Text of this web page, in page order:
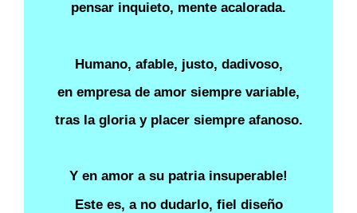
pensar inquieto, mente acalorada.
Humano, afable, justo, dadivoso,
en empresa de amor siempre variable,
tras la gloria y placer siempre afanoso.
Y en amor a su patria insuperable!
Este es, a no dudarlo, fiel diseño